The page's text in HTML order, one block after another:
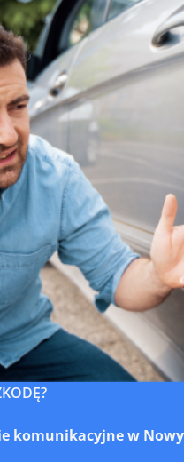
komunikacyjne w